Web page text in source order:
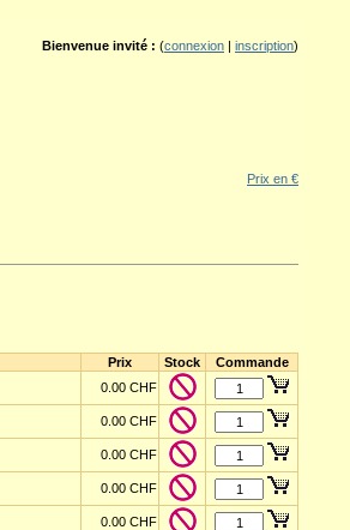
Bienvenue invité : (connexion | inscription)
Prix en €
Prix Stock
Commande
0.00 CHF
0.00 CHF
0.00 CHF
0.00 CHF
0.00 CHF